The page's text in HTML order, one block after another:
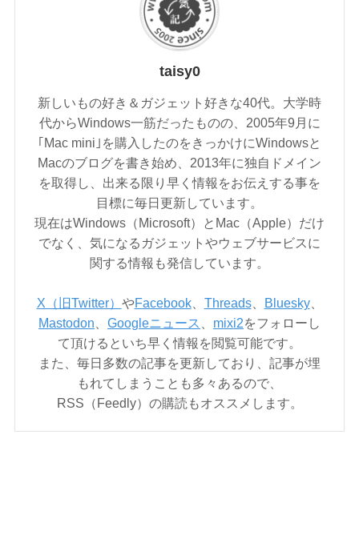
taisy0
新しいもの好き＆ガジェット好きな40代。大学時
代からWindows一筋だったものの、2005年9月に
｢Mac mini｣を購入したのをきっかけにWindowsと
Macのブログを書き始め、2013年に独自ドメイン
を取得し、出来る限り早く情報をお伝えする事を
目標に毎日更新しています。
現在はWindows（Microsoft）とMac（Apple）だけ
でなく、気になるガジェットやウェブサービスに
関する情報も発信しています。
X（旧Twitter） やFacebook、 Threads、 Bluesky、
Mastodon
Googleニュース mixi2をフォローし
て頂けるといち早く情報を閲覧可能です。
また、毎日多数の記事を更新しており、記事が埋
もれてしまうことも多々あるので、
RSS（Feedly）の購読もオススメします。